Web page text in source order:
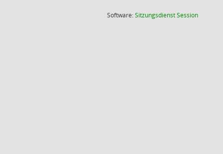
Software:SitzungsdienstSession(Wird in